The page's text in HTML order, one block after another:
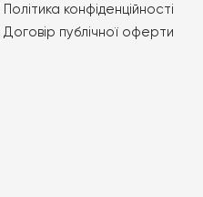
Політика конфіденційності
Договір публічної оферти